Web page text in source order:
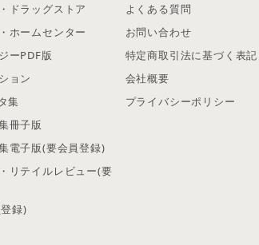
ドラッグストア
ホームセンター
ーPDF版
ョン
集
冊子版
電子版(要会員登録)
リテイルレビュー(要
録)
よくある質問
お問い合わせ
特定商取引法に基づく表記
会社概要
プライバシーポリシー